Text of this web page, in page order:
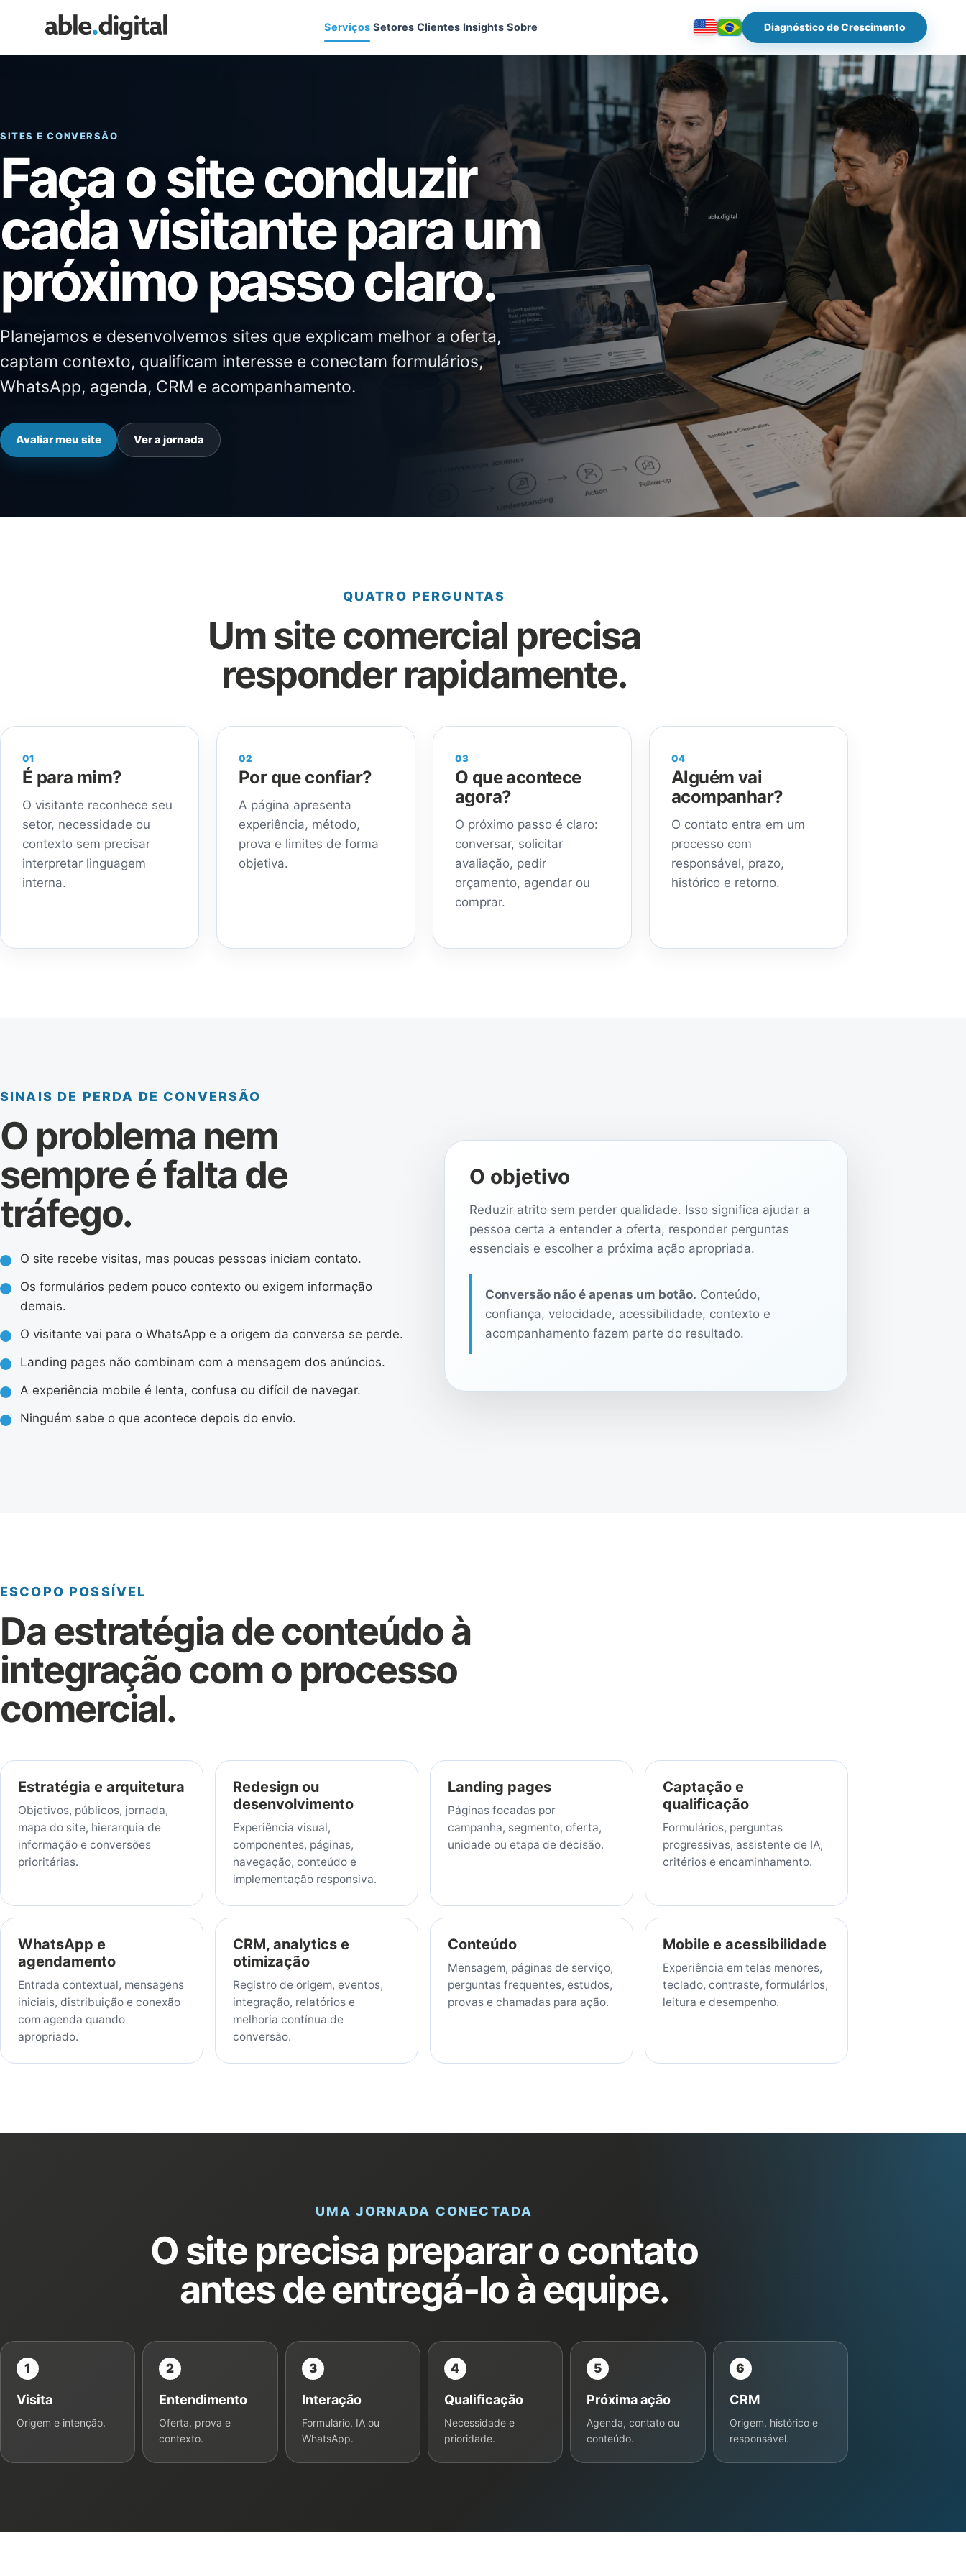
Serviços Setores Clientes Insights Sobre Diagnóstico de Crescimento
SITES E CONVERSÃO
Faça o site conduzir
cada visitante para um
próximo passo claro.
Planejamos e desenvolvemos sites que explicam melhor a oferta,
captam contexto, qualificam interesse e conectam formulários,
WhatsApp, agenda, CRM e acompanhamento.
Avaliar meu site Ver a jornada
QUATRO PERGUNTAS
Um site comercial precisa
responder rapidamente.
01
É para mim?
O visitante reconhece seu
setor, necessidade ou
contexto sem precisar
interpretar linguagem
interna.
02
Por que confiar?
A página apresenta
experiência, método,
prova e limites de forma
objetiva.
03
O que acontece
agora?
O próximo passo é claro:
conversar, solicitar
avaliação, pedir
orçamento, agendar ou
comprar.
04
Alguém vai
acompanhar?
O contato entra em um
processo com
responsável, prazo,
histórico e retorno.
SINAIS DE PERDA DE CONVERSÃO
O problema nem
sempre é falta de
tráfego.
O site recebe visitas, mas poucas pessoas iniciam contato.
Os formulários pedem pouco contexto ou exigem informação
demais.
O visitante vai para o WhatsApp e a origem da conversa se perde.
Landing pages não combinam com a mensagem dos anúncios.
A experiência mobile é lenta, confusa ou difícil de navegar.
Ninguém sabe o que acontece depois do envio.
O objetivo
Reduzir atrito sem perder qualidade. Isso significa ajudar a
pessoa certa a entender a oferta, responder perguntas
essenciais e escolher a próxima ação apropriada.
Conversão não é apenas um botão. Conteúdo,
confiança, velocidade, acessibilidade, contexto e
acompanhamento fazem parte do resultado.
ESCOPO POSSÍVEL
Da estratégia de conteúdo à
integração com o processo
comercial.
Estratégia e arquitetura
Objetivos, públicos, jornada,
mapa do site, hierarquia de
informação e conversões
prioritárias.
Redesign ou
desenvolvimento
Experiência visual,
componentes, páginas,
navegação, conteúdo e
implementação responsiva.
Landing pages
Páginas focadas por
campanha, segmento, oferta,
unidade ou etapa de decisão.
Captação e
qualificação
Formulários, perguntas
progressivas, assistente de IA,
critérios e encaminhamento.
WhatsApp e
agendamento
Entrada contextual, mensagens
iniciais, distribuição e conexão
com agenda quando
apropriado.
CRM, analytics e
otimização
Registro de origem, eventos,
integração, relatórios e
melhoria contínua de
conversão.
Conteúdo
Mensagem, páginas de serviço,
perguntas frequentes, estudos,
provas e chamadas para ação.
Mobile e acessibilidade
Experiência em telas menores,
teclado, contraste, formulários,
leitura e desempenho.
UMA JORNADA CONECTADA
O site precisa preparar o contato
antes de entregá-lo à equipe.
1
Visita
Origem e intenção.
2
Entendimento
Oferta, prova e
contexto.
3
Interação
Formulário, IA ou
WhatsApp.
4
Qualificação
Necessidade e
prioridade.
5
Próxima ação
Agenda, contato ou
conteúdo.
6
CRM
Origem, histórico e
responsável.